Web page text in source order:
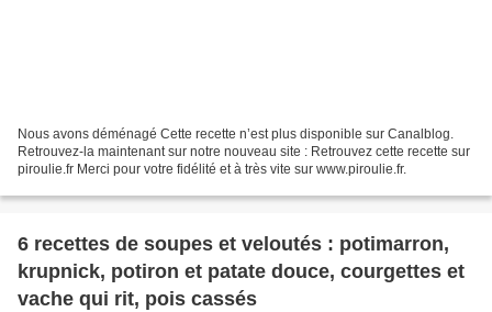
Nous avons déménagé Cette recette n’est plus disponible sur Canalblog.
Retrouvez-la maintenant sur notre nouveau site : Retrouvez cette recette sur
piroulie.fr Merci pour votre fidélité et à très vite sur www.piroulie.fr.
6 recettes de soupes et veloutés : potimarron,
krupnick, potiron et patate douce, courgettes et
vache qui rit, pois cassés